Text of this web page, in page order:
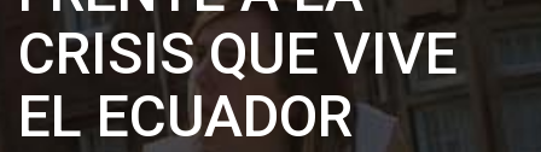
CRISIS QUE VIVE
EL ECUADOR